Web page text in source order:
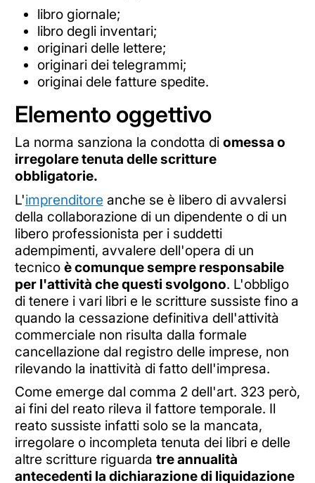
libro giornale;
libro degli inventari;
originari delle lettere;
originari dei telegrammi;
originai dele fatture spedite.
Elemento oggettivo
La norma sanziona la condotta di omessa o
irregolare tenuta delle scritture
obbligatorie.
L'imprenditore anche se è libero di avvalersi
della collaborazione di un dipendente o di un
libero professionista per i suddetti
adempimenti, avvalere dell'opera di un
tecnico è comunque sempre responsabile
per l'attività che questi svolgono. L'obbligo
di tenere i vari libri e le scritture sussiste fino a
quando la cessazione definitiva dell'attività
commerciale non risulta dalla formale
cancellazione dal registro delle imprese, non
rilevando la inattività di fatto dell'impresa.
Come emerge dal comma 2 dell'art. 323 però,
ai fini del reato rileva il fattore temporale. Il
reato sussiste infatti solo se la mancata,
irregolare o incompleta tenuta dei libri e delle
altre scritture riguarda tre annualità
antecedenti la dichiarazione di liquidazione